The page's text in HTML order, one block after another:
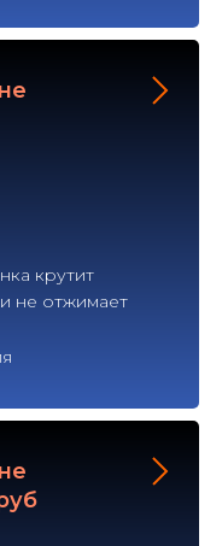
крутит
не отжимает